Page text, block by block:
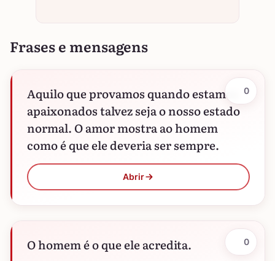
Frases e mensagens
Aquilo que provamos quando estamos
apaixonados talvez seja o nosso estado
normal. O amor mostra ao homem
como é que ele deveria ser sempre.
Abrir
0
O homem é o que ele acredita. 0